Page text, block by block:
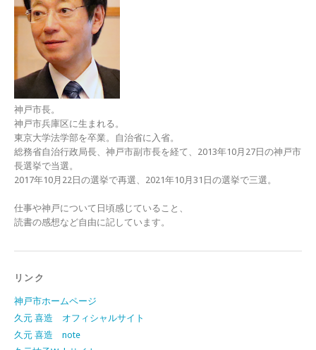
神戸市長。
神戸市兵庫区に生まれる。
東京大学法学部を卒業。自治省に入省。
総務省自治行政局長、神戸市副市長を経て、2013年10月27日の神戸市
長選挙で当選。
2017年10月22日の選挙で再選、2021年10月31日の選挙で三選。
仕事や神戸について日頃感じていること、
読書の感想など自由に記しています。
リンク
神戸市ホームページ
久元 喜造 オフィシャルサイト
久元 喜造 note